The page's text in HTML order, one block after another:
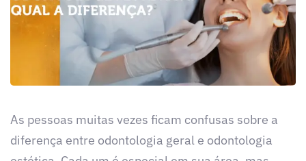
As pessoas muitas vezes ficam confusas sobre a
diferença entre odontologia geral e odontologia